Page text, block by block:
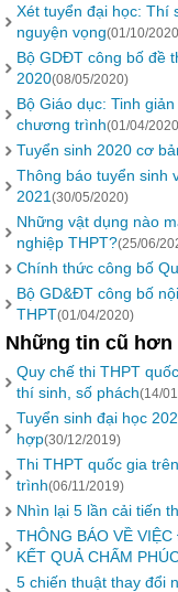
Xét tuyển đại học: Thí
nguyện vọng(01/10/
Bộ GDĐT công bố đề
2020(08/05/2020)
Bộ Giáo dục: Tinh
chương trình(01/04/
Tuyển sinh 2020 cơ
Thông báo tuyển sinh
2021 (30/05/2020)
Những vật dụng nào
nghiệp THPT?(25/06/
Chính thức công bố
Bộ GD&ĐT công bố
THPT(01/04/2020)
Những tin cũ hơn
Quy chế thi THPT
thí sinh, số phách(14/
Tuyển sinh đại học
hợp(30/12/2019)
Thi THPT quốc gia
trình(06/11/2019)
Nhìn lại 5 lần cải tiến
THÔNG BÁO VỀ
KẾT QUẢ CHẤM
5 chiến thuật thay đổi